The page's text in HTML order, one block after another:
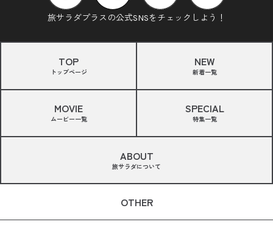
旅サラダプラスの公式SNSをチェックしよう！
TOP
トップページ
NEW
新着一覧
MOVIE
ムービー一覧
SPECIAL
特集一覧
ABOUT
旅サラダについて
OTHER